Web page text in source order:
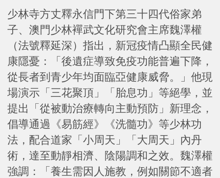
少林寺方丈釋永信門下第三十四代俗家弟
子、澳門少林襌武文化研究會主席魏澤權
（法號釋延深）指出，新冠疫情凸顯全民健
康隱憂：「後遺症導致免疫功能普遍下降，
從長者到青少年均面臨亞健康威脅。」他現
場演示「三花聚頂」「胎息功」等絕學，並
提出「從被動治療轉向主動預防」新理念，
倡導通過《易筋經》《洗髓功》等少林功
法，配合道家「小周天」「大周天」內丹
術，達至動靜相濟、陰陽調和之效。魏澤權
強調：「養生需因人施教，例如關節不適者